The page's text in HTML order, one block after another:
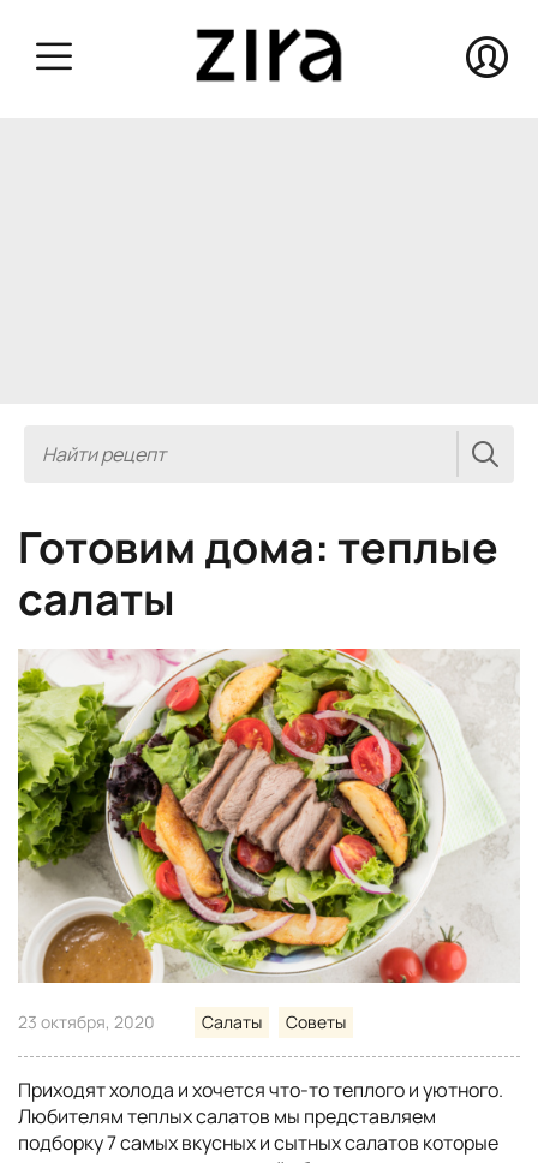
Готовим дома: теплые
салаты
23 октября, 2020 Салаты Советы
Приходят холода и хочется что-то теплого и уютного.
Любителям теплых салатов мы представляем
подборку 7 самых вкусных и сытных салатов которые